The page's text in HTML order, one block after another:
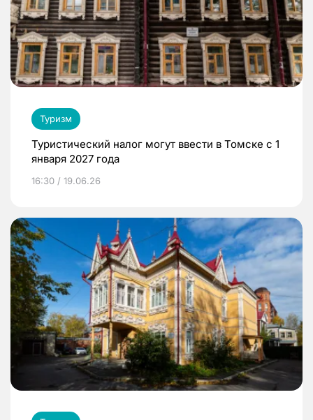
Туризм
Туристический налог могут ввести в Томске с 1
января 2027 года
16:30 / 19.06.26